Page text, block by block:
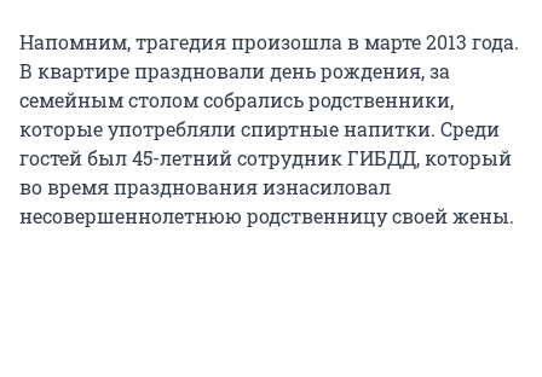
Напомним, трагедия произошла в марте 2013 года.
В квартире праздновали день рождения, за
семейным столом собрались родственники,
которые употребляли спиртные напитки. Среди
гостей был 45-летний сотрудник ГИБДД, который
во время празднования изнасиловал
несовершеннолетнюю родственницу своей жены.